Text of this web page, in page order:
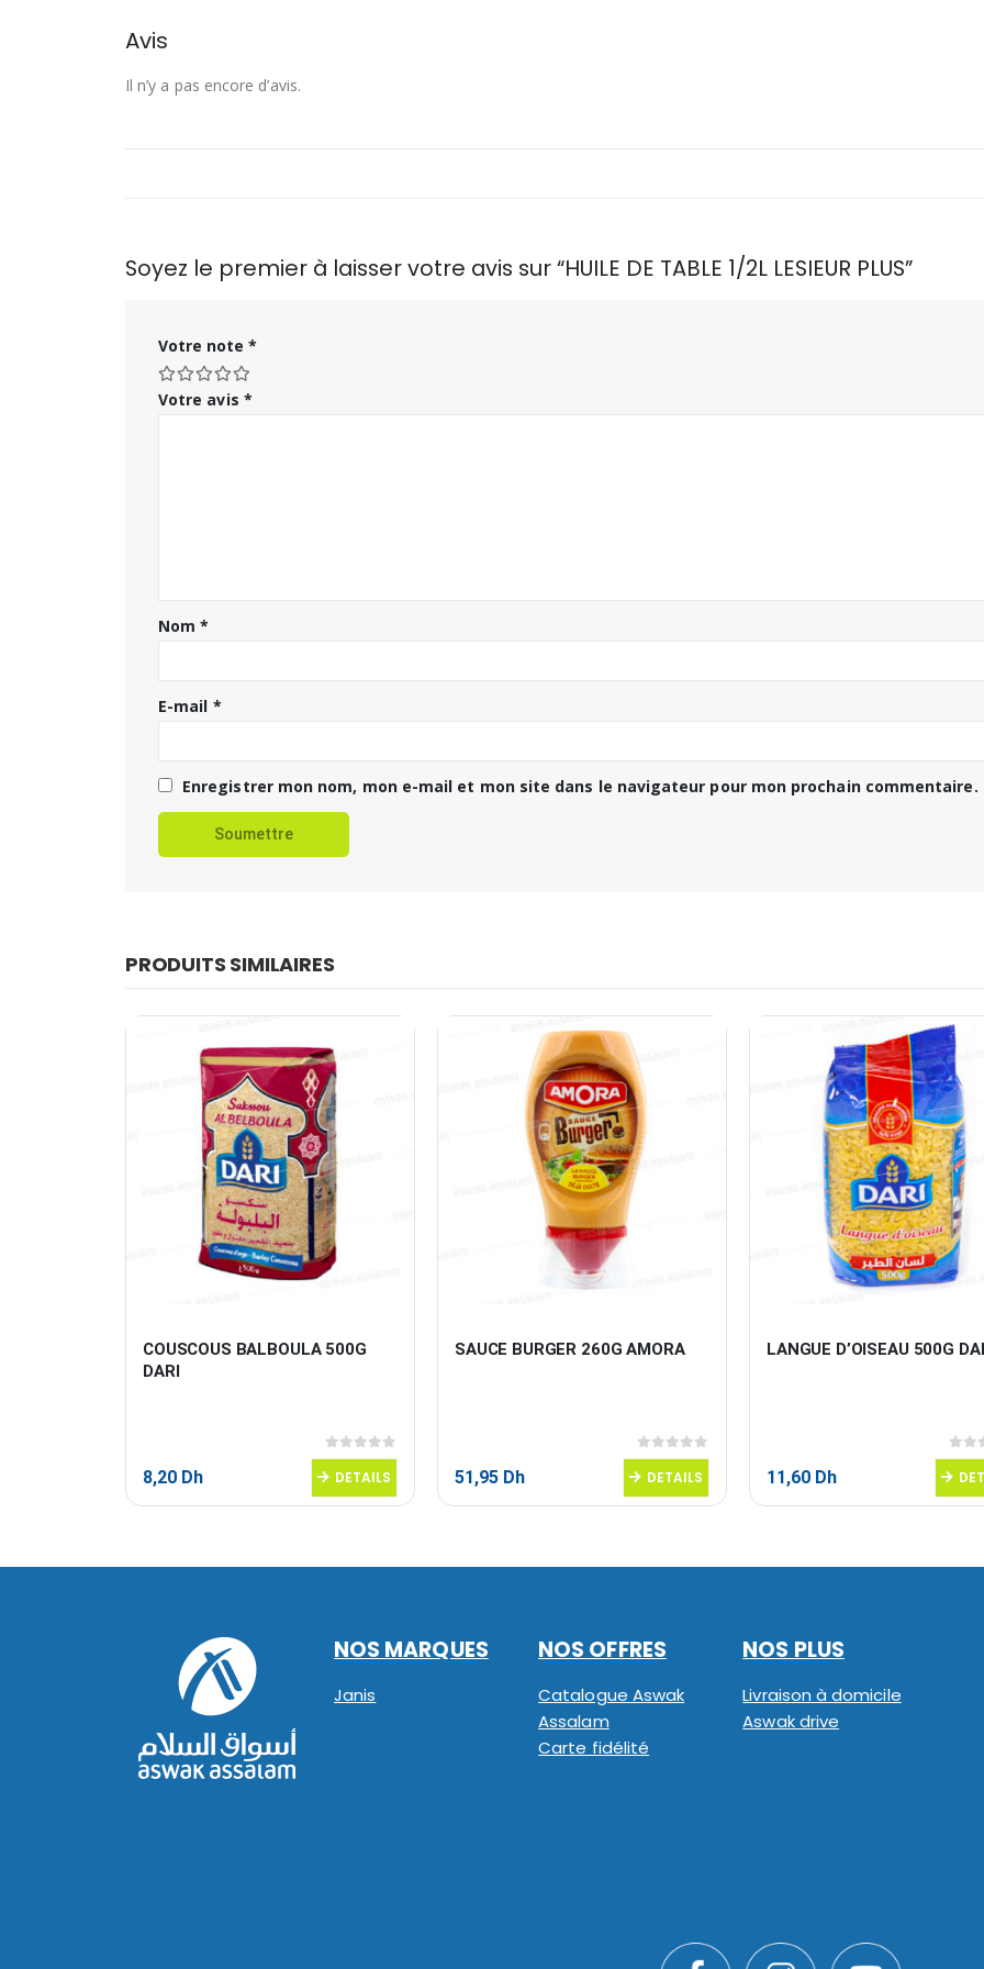
Avis
Il n’y a pas encore d’avis.
Soyez le premier à laisser votre avis sur “HUILE DE TABLE 1/2L LESIEUR PLUS”
Votre note *
Votre avis *
Nom*
E-mail *
Enregistrer mon nom, mon e-mail et mon site dans le navigateur pour mon prochain commentaire.
PRODUITS SIMILAIRES
COUSCOUS BALBOULA 500G
DARI
0sur 5
8,20 Dh DETAILS
SAUCE BURGER 260G AMORA
0sur 5
51,95 Dh DETAILS
LANGUE D’OISEAU 500G
0sur
11,60 Dh
NOS MARQUES
Janis
NOS OFFRES
Catalogue Aswak
Assalam
Carte fidélité
NOS PLUS
Livraison à domicile
Aswak drive